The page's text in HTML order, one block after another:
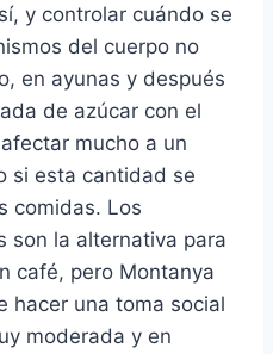
y controlar cuándo se
del cuerpo no
en ayunas y después
de azúcar con el
mucho a un
si esta cantidad se
comidas. Los
son la alternativa para
café, pero Montanya
hacer una toma social
moderada y en